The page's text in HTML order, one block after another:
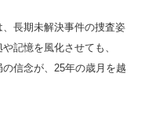
長期未解決事件の捜査姿
記憶を風化させても、
信念が、25年の歳月を越